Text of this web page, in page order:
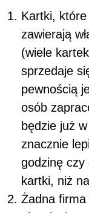
Kartki,
zawierają
(wiele
sprzedaje
pewnością
osób
będzie już w
znacznie
godzinę czy
kartki, niż
Żadna